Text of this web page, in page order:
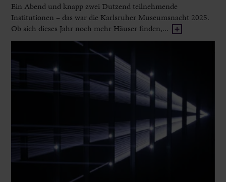
Ein Abend und knapp zwei Dutzend teilnehmende
Institutionen – das war die Karlsruher Museumsnacht 2025.
Ob sich dieses Jahr noch mehr Häuser finden,...